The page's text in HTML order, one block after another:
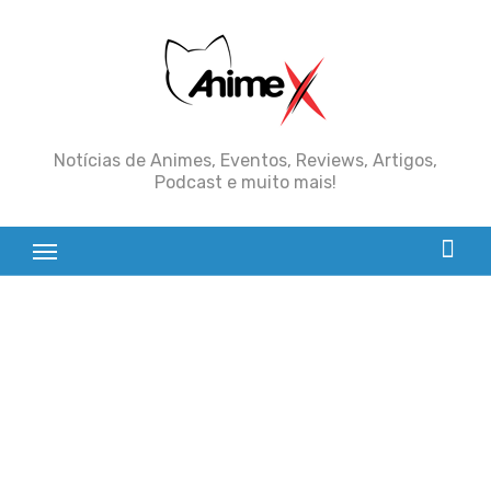
Notícias de Animes, Eventos, Reviews, Artigos,
Podcast e muito mais!